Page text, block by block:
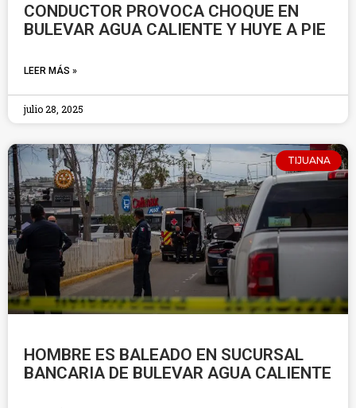
CONDUCTOR PROVOCA CHOQUE EN
BULEVAR AGUA CALIENTE Y HUYE A PIE
LEER MÁS »
julio 28, 2025
TIJUANA
HOMBRE ES BALEADO EN SUCURSAL
BANCARIA DE BULEVAR AGUA CALIENTE